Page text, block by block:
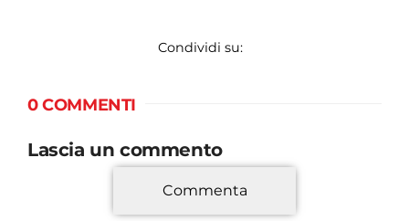
Condividi su:
0 COMMENTI
Lascia un commento
*
Commenta